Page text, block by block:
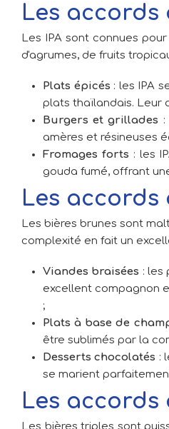
Les accords
Les IPA sont connues
d'agrumes, de fruits
Plats épicés : les IPA
plats thaïlandais. Leur
Burgers et grillades
amères et résineuses
Fromages forts : les
gouda fumé, offrant
Les accords
Les bières brunes sont
complexité en fait un
Viandes braisées : les
excellent compagnon
;
Plats à base de
être sublimés par la
Desserts chocolatés :
se marient
Les
Les bières triples sont